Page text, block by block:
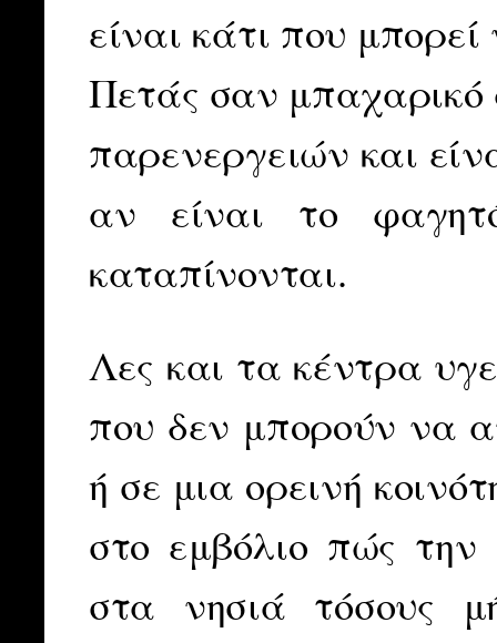
είναι κάτι που
Πετάς σαν μπαχαρικό
παρενεργειών και
αν είναι το
καταπίνονται.
Λες και τα κέντρα
που δεν μπορούν να
ή σε μια ορεινή
στο εμβόλιο πώς την
στα νησιά τόσους